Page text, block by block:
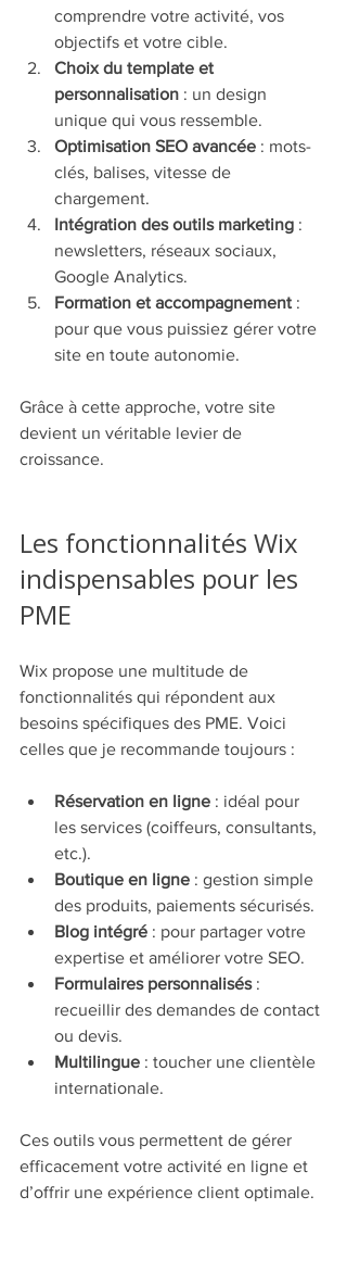
comprendre votre activité, vos
objectifs et votre cible.
Choix du template et
personnalisation : un design
unique qui vous ressemble.
Optimisation SEO avancée : mots-
clés, balises, vitesse de
chargement.
Intégration des outils marketing :
newsletters, réseaux sociaux,
Google Analytics.
Formation et accompagnement :
pour que vous puissiez gérer votre
site en toute autonomie.
Grâce à cette approche, votre site
devient un véritable levier de
croissance.
Les fonctionnalités Wix
indispensables pour les
PME
Wix propose une multitude de
fonctionnalités qui répondent aux
besoins spécifiques des PME. Voici
celles que je recommande toujours :
Réservation en ligne : idéal pour
les services (coiffeurs, consultants,
etc.).
Boutique en ligne : gestion simple
des produits, paiements sécurisés.
Blog intégré : pour partager votre
expertise et améliorer votre SEO.
Formulaires personnalisés :
recueillir des demandes de contact
ou devis.
Multilingue : toucher une clientèle
internationale.
Ces outils vous permettent de gérer
efficacement votre activité en ligne et
d’offrir une expérience client optimale.